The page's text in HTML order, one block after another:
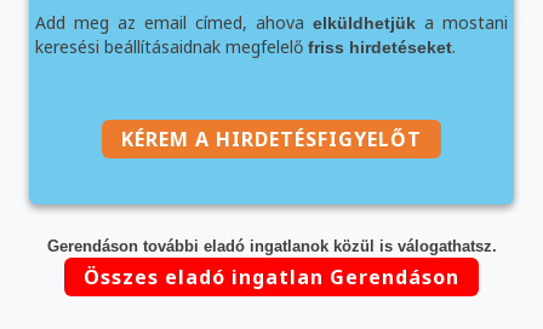
Add meg az email címed, ahova elküldhetjük a mostani
keresési beállításaidnak megfelelő friss hirdetéseket.
KÉREM A HIRDETÉSFIGYELŐT
Gerendáson további eladó ingatlanok közül is válogathatsz.
Összes eladó ingatlan Gerendáson